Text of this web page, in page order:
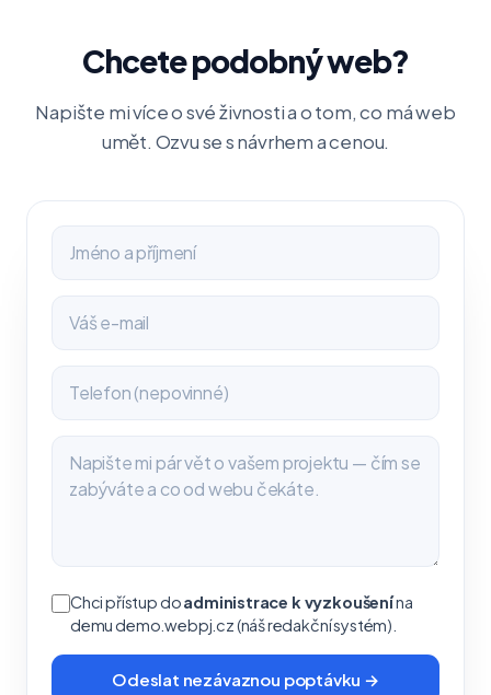
Chcete podobný web?
Napište mi více o své živnosti a o tom, co má web
umět. Ozvu se s návrhem a cenou.
Chci přístup doadministrace k vyzkoušenína
demu demo.webpj.cz (náš redakční systém).
Odeslat nezávaznou poptávku →